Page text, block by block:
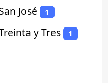
José 1
y Tres 1